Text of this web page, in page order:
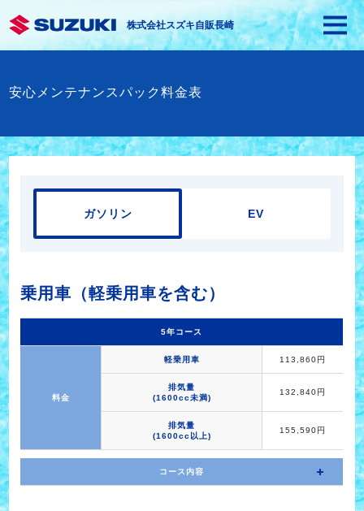
株式会社スズキ自販長崎
安心メンテナンスパック料金表
ガソリン EV
乗用車（軽乗用車を含む）
5年コース
料金
軽乗用車 113,860円
排気量
(1600cc未満)
132,840円
排気量
(1600cc以上)
155,590円
コース内容